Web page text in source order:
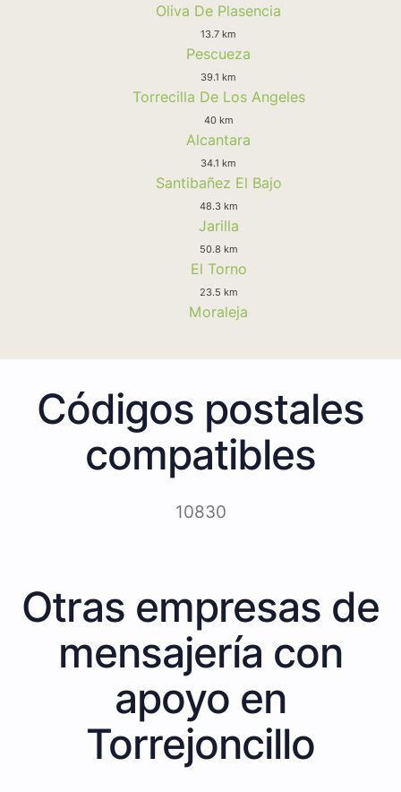
Oliva De Plasencia
13.7 km
Pescueza
39.1 km
Torrecilla De Los Angeles
40 km
Alcantara
34.1 km
Santibañez El Bajo
48.3 km
Jarilla
50.8 km
El Torno
23.5 km
Moraleja
Códigos postales
compatibles
10830
Otras empresas de
mensajería con
apoyo en
Torrejoncillo